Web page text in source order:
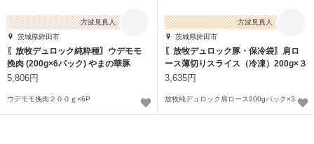
方波見真人
茨城県鉾田市
〖放牧デュロック純粋種〗ウデモモ
挽肉 (200g×6パック) やまの華豚
5,806円
ウデモモ挽肉２００ｇ×6P
方波見真人
茨城県鉾田市
〖放牧デュロック豚・保冷袋〗肩ロ
ース薄切りスライス（冷凍）200g×３
パック
3,635円
放牧純デュロック肩ロース200gパック×3